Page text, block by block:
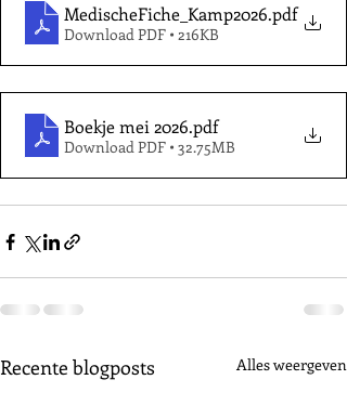
MedischeFiche_Kamp2026.pdf
Download PDF • 216KB
Boekje mei 2026.pdf
Download PDF • 32.75MB
Recente blogposts Alles weergeven